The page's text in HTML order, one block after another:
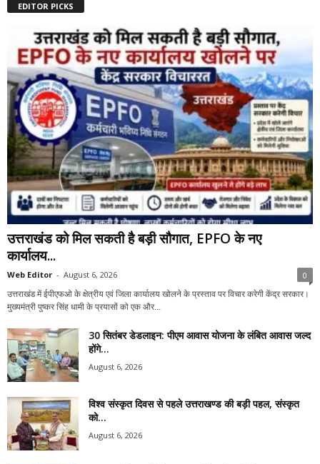
EDITOR PICKS
उत्तराखंड को मिल सकती है बड़ी सौगात, EPFO के नए
कार्यालय...
Web Editor - August 6, 2026 0
उत्तराखंड में ईपीएफओ के क्षेत्रीय एवं जिला कार्यालय खोलने के प्रस्ताव पर विचार करेगी केंद्र सरकार।
मुख्यमंत्री पुष्कर सिंह धामी के प्रयासों को एक और...
30 सितंबर डेडलाइन: पीएम आवास योजना के लंबित आवास जल्द
होंगे...
August 6, 2026
विश्व संस्कृत दिवस से पहले उत्तराखण्ड की बड़ी पहल, संस्कृत
को...
August 6, 2026